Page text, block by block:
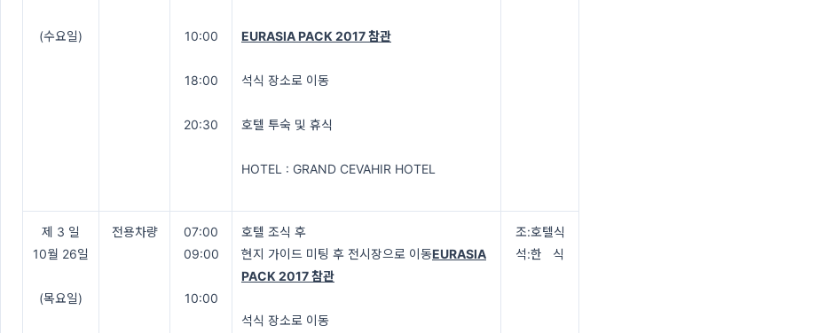
(수요일) 10:00
18:00
20:30
EURASIA PACK 2017 참관
석식 장소로 이동
호텔 투숙 및 휴식
HOTEL : GRAND CEVAHIR HOTEL
제 3 일
10월 26일
(목요일)
전용차량
07:00
09:00
10:00
호텔 조식 후
현지 가이드 미팅 후 전시장으로 이동EURASIA
PACK 2017 참관
석식 장소로 이동
조:호텔식
석:한 식